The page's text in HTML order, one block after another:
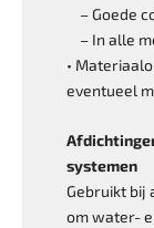
– Goede
– In alle
•
eventueel
systemen
Gebruikt bij
om water-